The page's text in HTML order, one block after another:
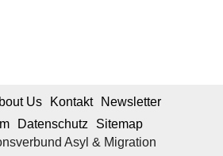
Asyl & Migration
Us Kontakt
Newsletter
Datenschutz Sitemap